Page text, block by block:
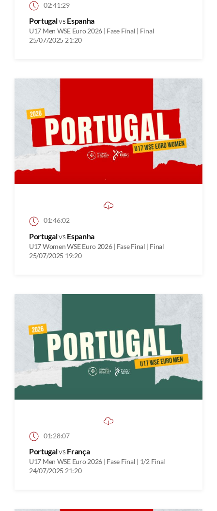
02:41:29
Portugalvs Espanha
U17 Men WSE Euro 2026 | Fase Final | Final
25/07/2025 21:20
01:46:02
Portugalvs Espanha
U17 Women WSE Euro 2026 | Fase Final | Final
25/07/2025 19:20
01:28:07
Portugalvs França
U17 Men WSE Euro 2026 | Fase Final | 1/2 Final
24/07/2025 21:20